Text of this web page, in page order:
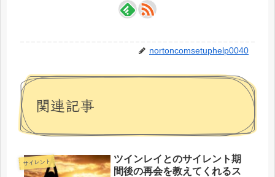
nortoncomsetuphelp0040
関連記事
サイレント
ツインレイとのサイレント期
間後の再会を教えてくれるス